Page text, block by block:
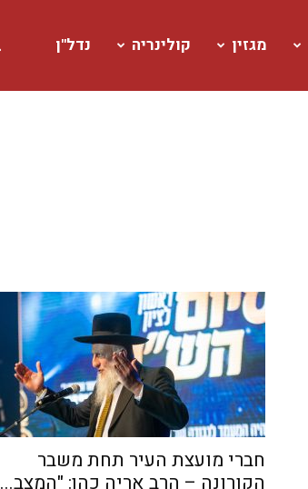
מגזין קולינריה נדל"ן
חברי מועצת העיר תחת משבר
הקורונה – הרב אריה כהן: "המצב...